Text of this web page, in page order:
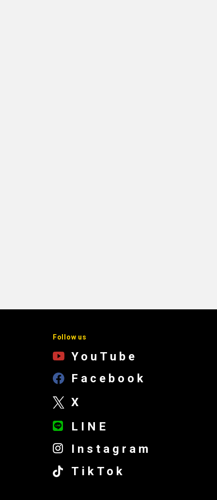
Follow us
YouTube
Facebook
X
LINE
Instagram
TikTok